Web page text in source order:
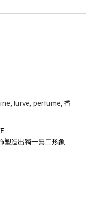
塑造出獨一無二形象